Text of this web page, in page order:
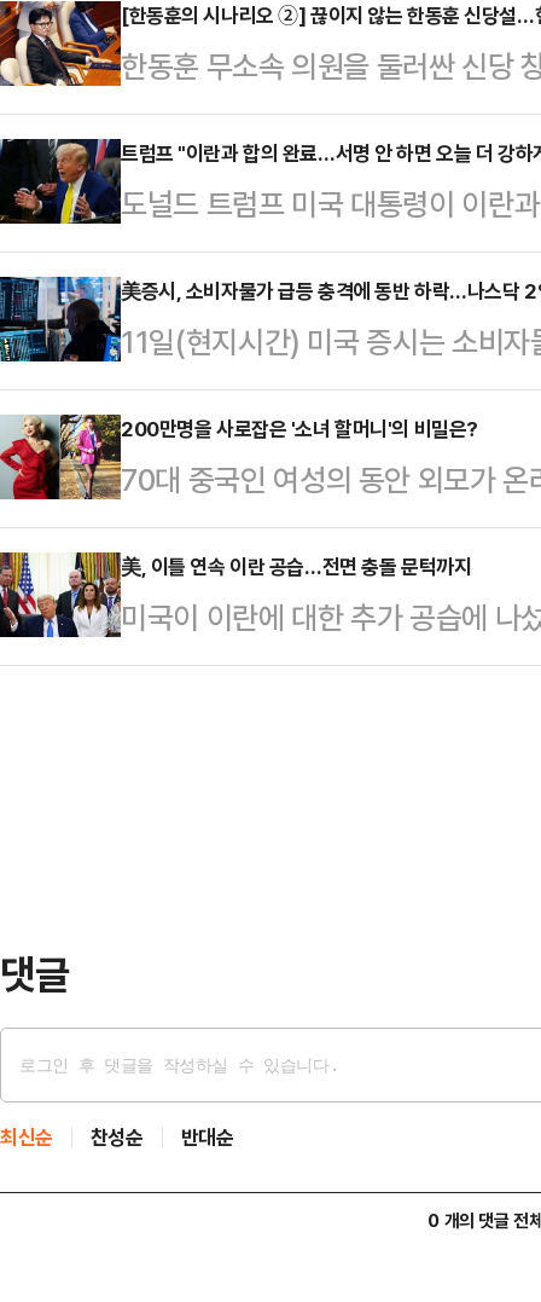
[한동훈의 시나리오 ②] 끊이지 않는 한동훈 신당설…
한동훈 무소속 의원을 둘러싼 신당
부산 북갑 보궐선거에서 당선되며
체급이 커졌지만, 국민의힘 복당 문
서, 독자 노선 가능성이 함께 제기
훈)계, 정치평론가들의 분석을 종
선택지라기보다 복당 교착 상황에
이 우세하다.한 의원은 지난 지방선
시 부산 북갑 보선에서…
트럼프 "이란과 합의 완료…서명 안 하면 오늘 더 강하
도널드 트럼프 미국 대통령이 이란
었다고 밝히면서도 추가 군사행동
다.AP통신에 따르면 트럼프 대통
만나 이란과의 협상과 관련해 "합
면 끝난다"고 말했다. 그는 양측이
이뤘지만 이란이 최종 결정을 미루
박 수위는 낮추지 않았다. 트럼프
했다"며 "오늘은 더 강하…
美증시, 소비자물가 급등 충격에 동반 하락…나스닥
11일(현지시간) 미국 증시는 소비
다.AP통신에 따르면 뉴욕증권거래
스지수는 이날 전 거래일보다
마감했다. 대형주 위주의
7267.08를 기록했고, 기술주 중
(1.98%) 내린 2만 5169.50에 거
연간 CPI 상승률은 4.2%를 기록
200만명을 사로잡은 '소녀 할머니'의 비밀은?
70대 중국인 여성의 동안 외모가
홍콩 사우스차이나모닝포스트
델 잉쯔(74)를 소개했다.중국 상하
(SNS) 팔로워 약 200만명을 보유
리에서 춤을 추거나 다양한 포즈를
美, 이틀 연속 이란 공습…전면 충돌 문턱까지
미국이 이란에 대한 추가 공습에
을 매우 강하게 공격할 것"이라고
댓글
최신순 찬성순 반대순
0 개의 댓글 전